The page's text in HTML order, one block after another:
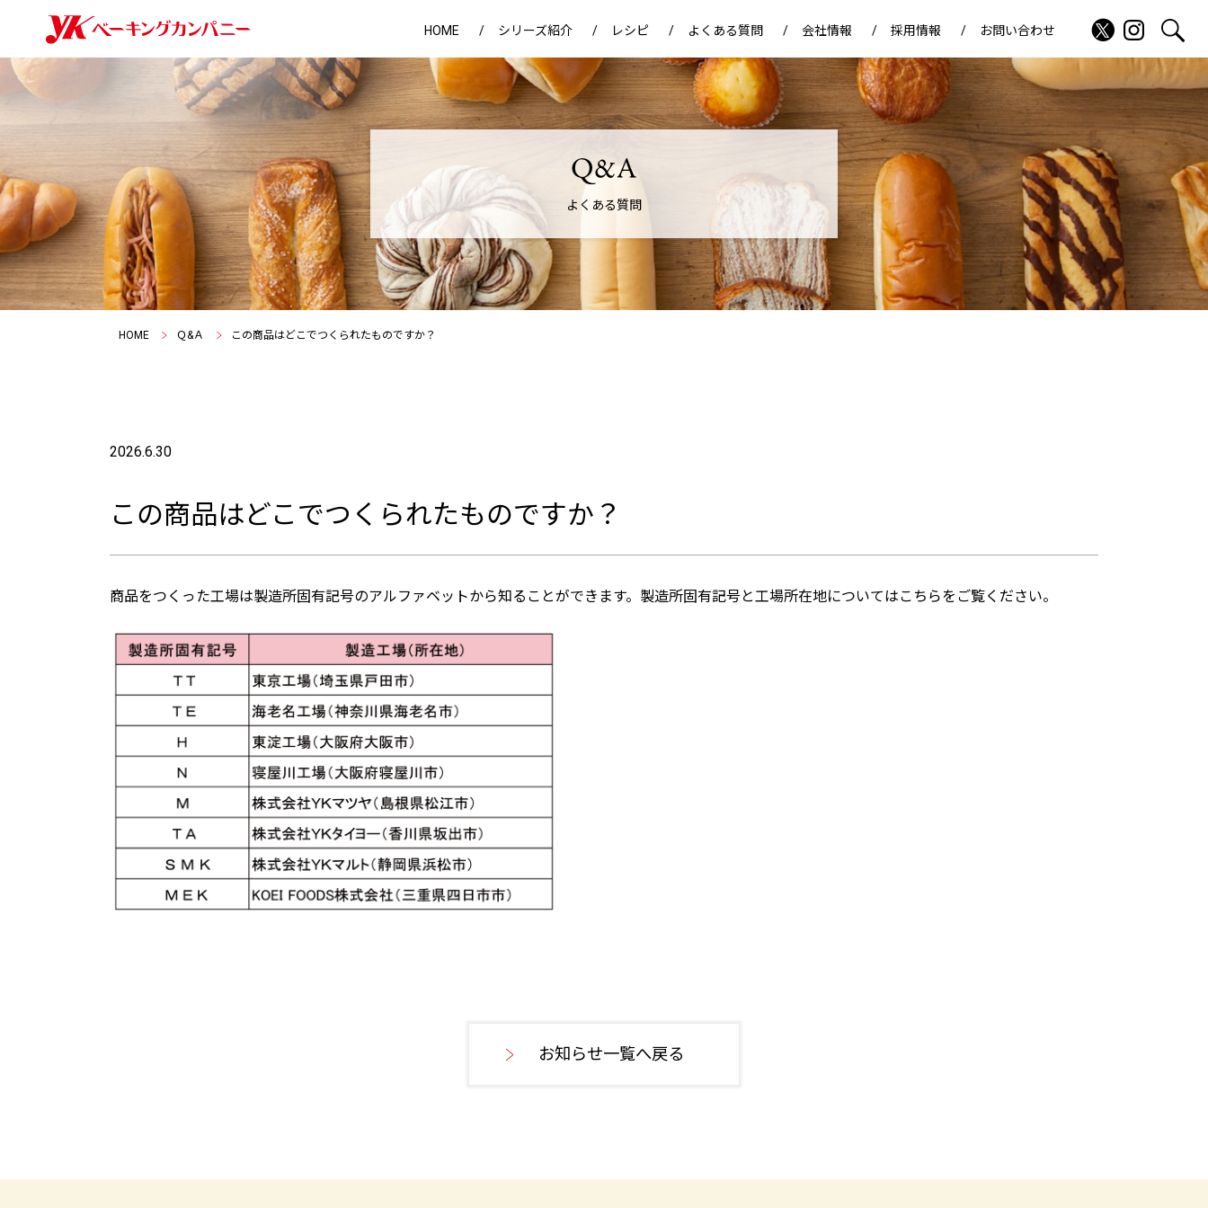
HOME シリーズ紹介 レシピ よくある質問 会社情報 採用情報 お問い合わせ
よくある質問
HOME Ｑ&Ａ この商品はどこでつくられたものですか？
2026.6.30
この商品はどこでつくられたものですか？
商品をつくった工場は製造所固有記号のアルファベットから知ることができます。製造所固有記号と工場所在地についてはこちらをご覧ください。
お知らせ一覧へ戻る